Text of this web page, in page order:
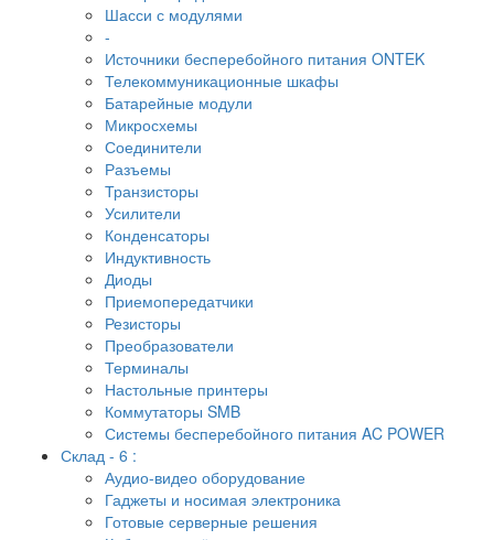
Шасси с модулями
-
Источники бесперебойного питания ONTEK
Телекоммуникационные шкафы
Батарейные модули
Микросхемы
Соединители
Разъемы
Транзисторы
Усилители
Конденсаторы
Индуктивность
Диоды
Приемопередатчики
Резисторы
Преобразователи
Терминалы
Настольные принтеры
Коммутаторы SMB
Системы бесперебойного питания AC POWER
Склад - 6 :
Аудио-видео оборудование
Гаджеты и носимая электроника
Готовые серверные решения